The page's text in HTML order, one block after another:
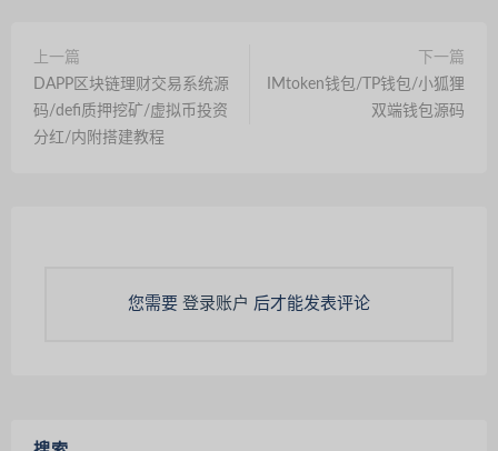
上一篇
DAPP区块链理财交易系统源
码/defi质押挖矿/虚拟币投资
分红/内附搭建教程
下一篇
IMtoken钱包/TP钱包/小狐狸
双端钱包源码
您需要 登录账户 后才能发表评论